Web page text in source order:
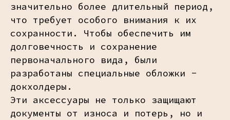
значительно более длительный период,
что требует особого внимания к их
сохранности. Чтобы обеспечить им
долговечность и сохранение
первоначального вида, были
разработаны специальные обложки -
докхолдеры.
Эти аксессуары не только защищают
документы от износа и потерь, но и